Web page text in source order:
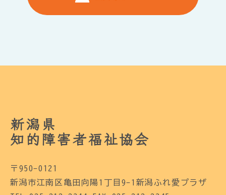
新潟県
知的障害者福祉協会
〒950-0121
新潟市江南区亀田向陽1丁目9-1新潟ふれ愛プラザ